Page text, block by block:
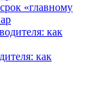
«главному
как